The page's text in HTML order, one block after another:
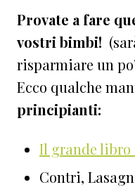
Provate a fare
vostri bimbi!
risparmiare un
Ecco qualche
principianti:
Il grande libro
Contri,